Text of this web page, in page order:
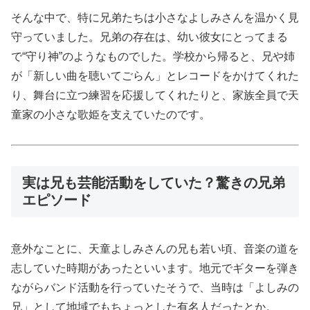
そんな中で、特に兄弟たちは小さなよしみさんを温かく見
守っていました。兄弟の存在は、幼い彼女にとってまる
で“守り神”のようなものでした。学校から帰ると、兄や姉
が「新しい曲を聴いてごらん」とレコードをかけてくれた
り、舞台に立つ練習を応援してくれたりと、家族全員で天
童家の小さな歌姫を支えていたのです。
実は兄も芸能活動をしていた？驚きの兄弟
エピソード
意外なことに、天童よしみさんの兄も若い頃、音楽の道を
志していた時期があったといいます。地元でギターを弾き
ながらバンド活動を行っていたそうで、当時は「よしみの
兄」として地域でもちょっとした有名人だったとか。